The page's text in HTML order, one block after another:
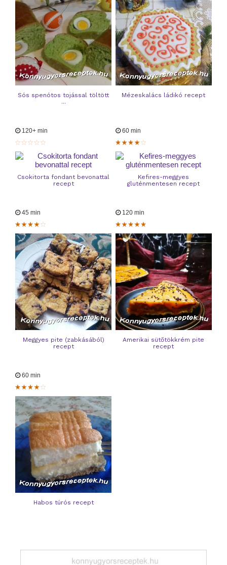
Sós spenótos tojással töltött
...
Mézeskalács ládikó recept
120+ min
Csokitorta fondant bevonattal
recept
60 min
Kefires-meggyes
gluténmentesen recept
45 min
Meggyes pite (zabkásából)
recept
120 min
Amerikai sütőtökkrém pite
recept
60 min
Habos túrós recept